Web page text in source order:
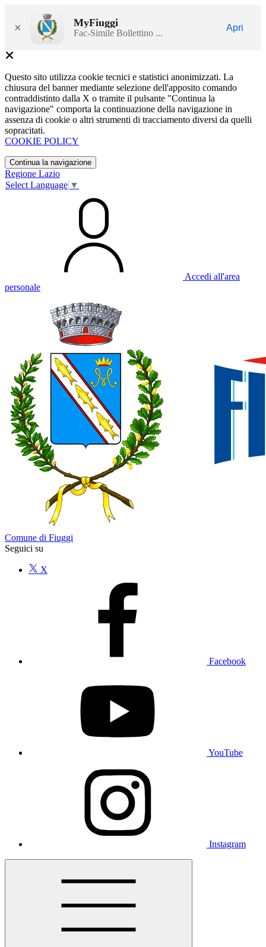
× MyFiuggi
Fac-Simile Bollettino ...
Apri
Questo sito utilizza cookie tecnici e statistici anonimizzati. La
chiusura del banner mediante selezione dell'apposito comando
contraddistinto dalla X o tramite il pulsante "Continua la
navigazione" comporta la continuazione della navigazione in
assenza di cookie o altri strumenti di tracciamento diversi da quelli
sopracitati.
COOKIE POLICY
Continua la navigazione
Regione Lazio
Select Language ▼
Accedi all'area
personale
Comune di Fiuggi
Seguici su
X
Facebook
YouTube
Instagram